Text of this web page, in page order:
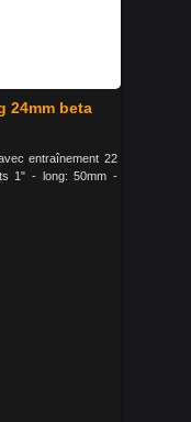
24mm beta
entraînement 22
1" - long: 50mm -